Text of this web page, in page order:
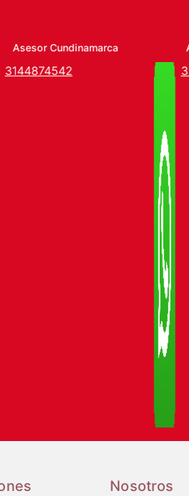
Asesor Cundinamarca
3144874542
Nosotros